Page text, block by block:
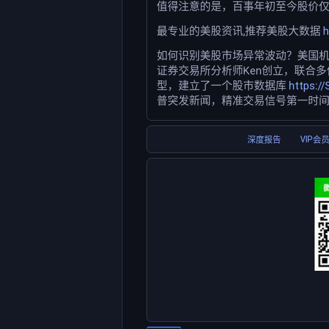
值得注意的是，百事年初至今股价
最专业的美股资讯,推荐美股大数据
如何识别美股市场异常波动？美国
证券交易所分析师Ken创立，联合
型，建立了一个股市数据库 https://
普突发新闻，精准交易信号第一时间
深度报告 VIP会员